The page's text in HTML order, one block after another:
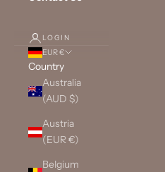
LOGIN
EUR €
Country
Australia
(AUD $)
Austria
(EUR €)
Belgium